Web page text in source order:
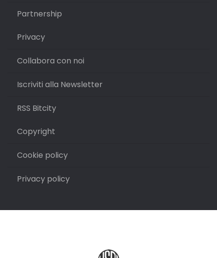
Partnership
Privacy
Collabora con noi
Iscriviti alla Newsletter
RSS Bitcity
Copyright
Cookie policy
Privacy policy